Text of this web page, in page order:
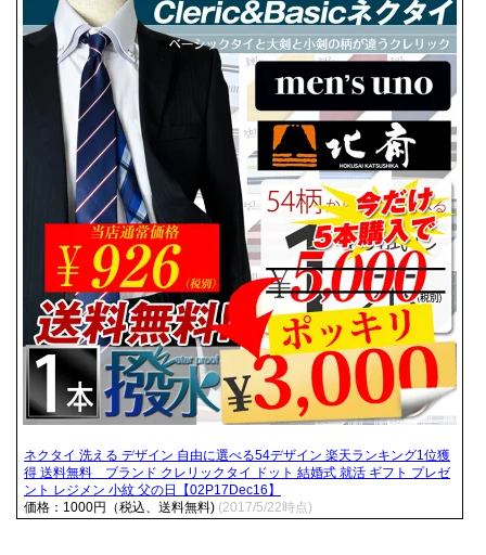
ネクタイ 洗える デザイン 自由に選べる54デザイン 楽天ランキング1位獲
得 送料無料 ブランド クレリックタイ ドット 結婚式 就活 ギフト プレゼ
ント レジメン 小紋 父の日【02P17Dec16】
価格：1000円（税込、送料無料) (2017/5/22時点)